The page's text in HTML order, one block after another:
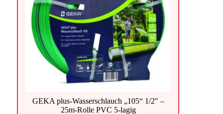
GEKA plus-Wasserschlauch „105“ 1/2″ –
25m-Rolle PVC 5-lagig